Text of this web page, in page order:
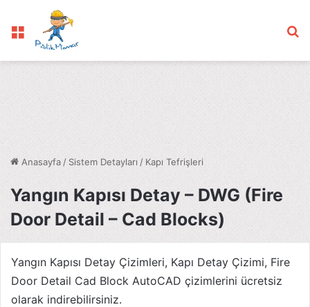
Menü
Anasayfa / Sistem Detayları / Kapı Tefrişleri
Yangın Kapısı Detay – DWG (Fire
Door Detail – Cad Blocks)
Yangın Kapısı Detay Çizimleri, Kapı Detay Çizimi, Fire
Door Detail Cad Block AutoCAD çizimlerini ücretsiz
olarak indirebilirsiniz.